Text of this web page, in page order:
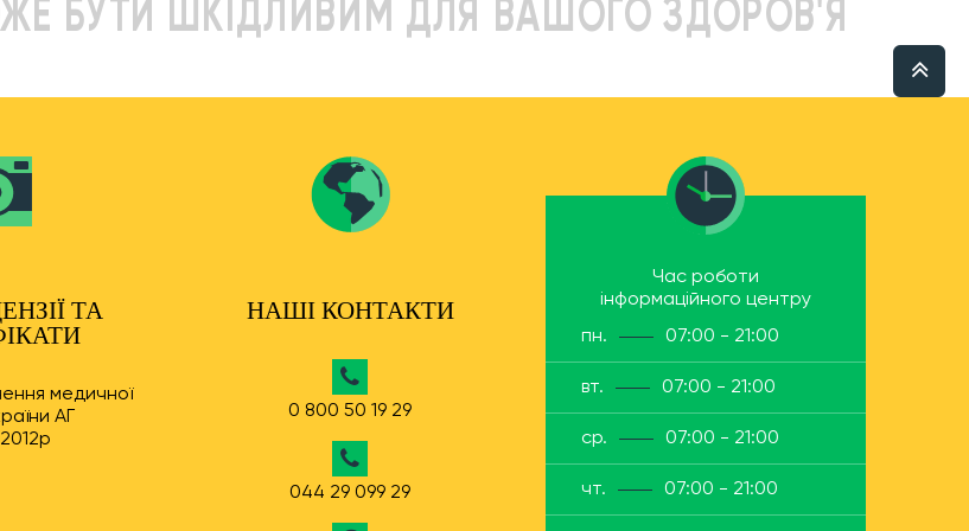
БУТИ ШКІДЛИВИМ ДЛЯ ВАШОГО ЗДОРОВ'Я
ТА
медичної
АГ
НАШІ КОНТАКТИ
0 800 50 19 29
044 29 099 29
Час роботи
інформаційного центру
пн.
07:00 - 21:00
вт. 07:00 - 21:00
ср. 07:00 - 21:00
чт. 07:00 - 21:00